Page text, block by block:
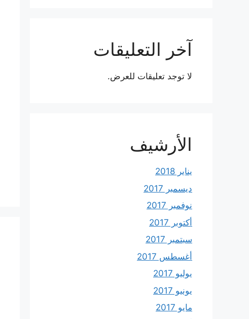
آخر التعليقات
لا توجد تعليقات للعرض.
الأرشيف
يناير 2018
ديسمبر 2017
نوفمبر 2017
أكتوبر 2017
سبتمبر 2017
أغسطس 2017
يوليو 2017
يونيو 2017
مايو 2017